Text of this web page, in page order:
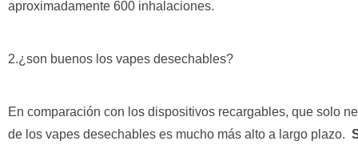
aproximadamente 600 inhalaciones.
2.¿son buenos los vapes desechables?
En comparación con los dispositivos recargables, que solo
de los vapes desechables es mucho más alto a largo plazo.